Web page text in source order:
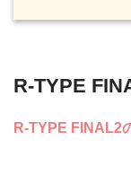
R-TYPE
R-TYPE FINAL2